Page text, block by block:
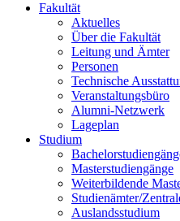
Fakultät
Aktuelles
Über die Fakultät
Leitung und Ämter
Personen
Technische
Veranstaltungsbüro
Alumni-Netzwerk
Lageplan
Studium
Masterstudiengänge
Weiterbildende
Studienämter/
Auslandsstudium